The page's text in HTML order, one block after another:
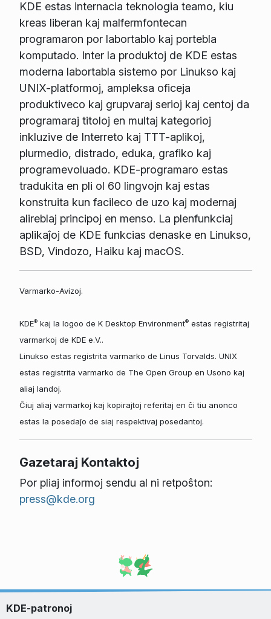
KDE estas internacia teknologia teamo, kiu
kreas liberan kaj malfermfontecan
programaron por labortablo kaj portebla
komputado. Inter la produktoj de KDE estas
moderna labortabla sistemo por Linukso kaj
UNIX-platformoj, ampleksa oficeja
produktiveco kaj grupvaraj serioj kaj centoj da
programaraj titoloj en multaj kategorioj
inkluzive de Interreto kaj TTT-aplikoj,
plurmedio, distrado, eduka, grafiko kaj
programevoluado. KDE-programaro estas
tradukita en pli ol 60 lingvojn kaj estas
konstruita kun facileco de uzo kaj modernaj
alireblaj principoj en menso. La plenfunkciaj
aplikaĵoj de KDE funkcias denaske en Linukso,
BSD, Vindozo, Haiku kaj macOS.
Varmarko-Avizoj.
KDE®kaj la logoo de K Desktop Environment®estas registritaj
varmarkoj de KDE e.V..
Linukso estas registrita varmarko de Linus Torvalds. UNIX
estas registrita varmarko de The Open Group en Usono kaj
aliaj landoj.
Ĉiuj aliaj varmarkoj kaj kopirajtoj referitaj en ĉi tiu anonco
estas la posedaĵo de siaj respektivaj posedantoj.
Gazetaraj Kontaktoj
Por pliaj informoj sendu al ni retpoŝton:
press@kde.org
KDE-patronoj